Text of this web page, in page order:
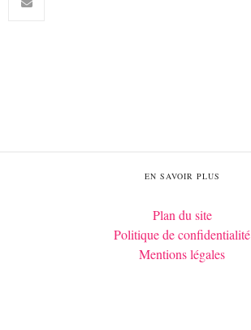
EN SAVOIR PLUS
Plan du site
Politique de confidentialité
Mentions légales